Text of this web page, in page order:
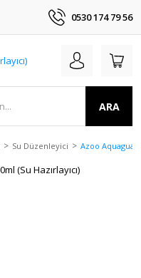
0530 174 79 56
ARA
Su Düzenleyici Azoo